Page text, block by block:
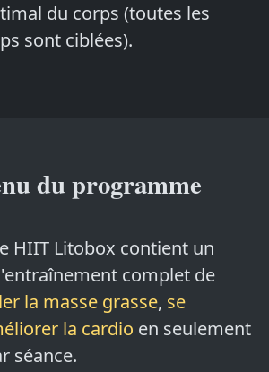
du corps (toutes les
sont ciblées).
du programme
HIIT Litobox contient un
complet de
la masse grasse, se
la cardio en seulement
séance.